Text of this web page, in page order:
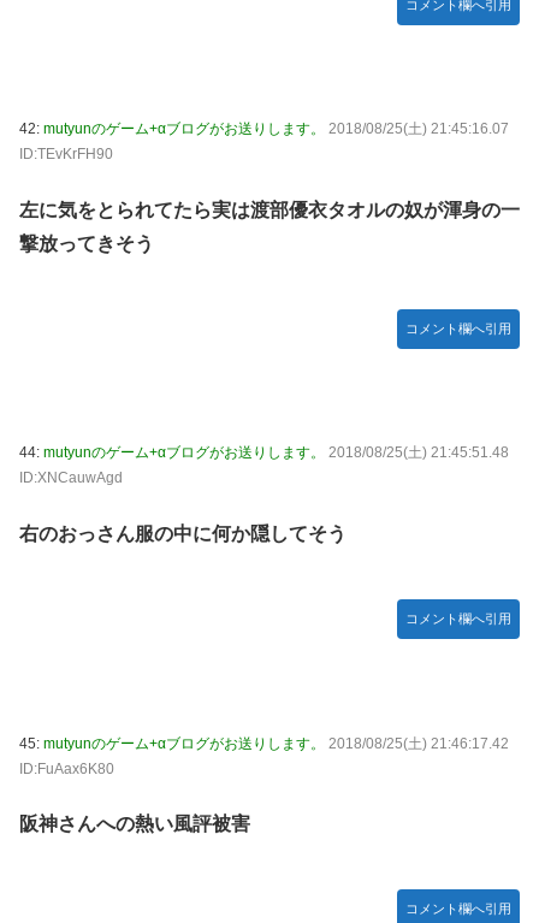
コメント欄へ引用
42: mutyunのゲーム+αブログがお送りします。
2018/08/25(土) 21:45:16.07
ID:TEvKrFH90
左に気をとられてたら実は渡部優衣タオルの奴が渾身の一
撃放ってきそう
コメント欄へ引用
44: mutyunのゲーム+αブログがお送りします。
2018/08/25(土) 21:45:51.48
ID:XNCauwAgd
右のおっさん服の中に何か隠してそう
コメント欄へ引用
45: mutyunのゲーム+αブログがお送りします。
2018/08/25(土) 21:46:17.42
ID:FuAax6K80
阪神さんへの熱い風評被害
コメント欄へ引用